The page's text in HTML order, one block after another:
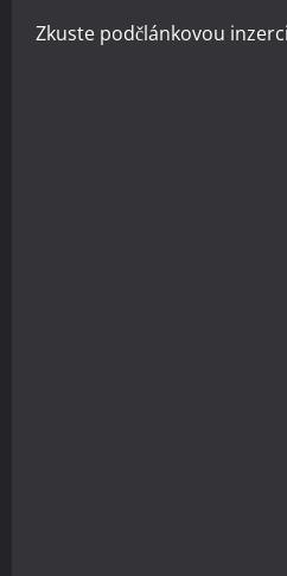
Zkuste podčlánkovou inzerci